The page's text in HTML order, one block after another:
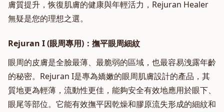
膚質提升，恢復肌膚的健康與年輕活力，Rejuran Healer
無疑是您的理想之選。
Rejuran I (眼周專用)：撫平眼周細紋
眼周的皮膚是全臉最薄、最脆弱的區域，也最容易洩露年齡
的秘密。Rejuran I是專為嬌嫩的眼周肌膚設計的產品，其
質地更為輕薄，流動性更佳，能夠安全有效地應用於眼下、
眼尾等部位。它能有效撫平因乾燥和膠原流失形成的細紋和